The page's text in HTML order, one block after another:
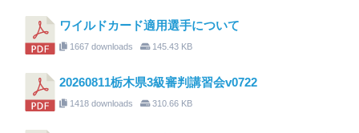
ワイルドカード適用選手について
1667 downloads 145.43 KB
20260811栃木県3級審判講習会v0722
1418 downloads 310.66 KB